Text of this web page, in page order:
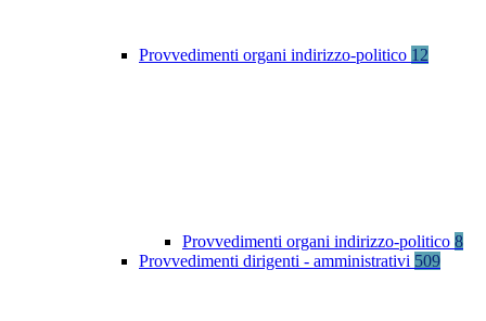
Provvedimenti organi indirizzo-politico 12
Provvedimenti organi indirizzo-politico 8
Provvedimenti dirigenti - amministrativi 509